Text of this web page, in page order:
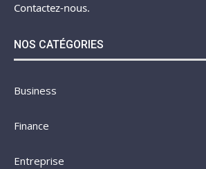
Contactez-nous.
NOS CATÉGORIES
Business
Finance
Entreprise